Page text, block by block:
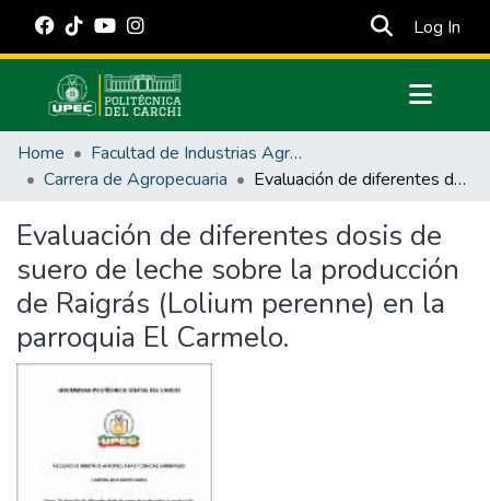
Log In
Communities & Collections
All of DSpace
Estadísticas Externas
Manuales
Home
Facultad de Industrias Agropecuarias y Ciencias Ambientales
Carrera de Agropecuaria
Evaluación de diferentes dosis de suero de leche sobre la producción de Raigrás (Lolium perenne) en la parroquia El Carmelo.
Evaluación de diferentes dosis de
suero de leche sobre la producción
de Raigrás (Lolium perenne) en la
parroquia El Carmelo.